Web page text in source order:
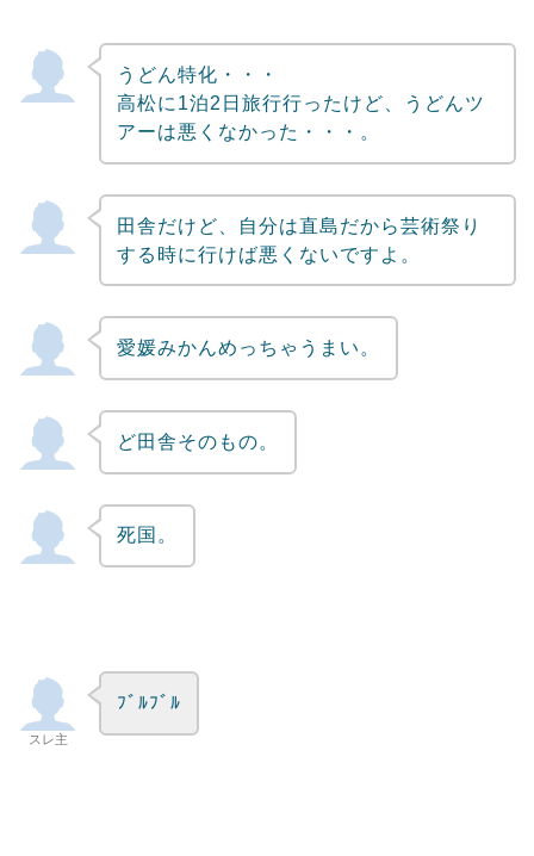
うどん特化・・・
高松に1泊2日旅行行ったけど、うどんツ
アーは悪くなかった・・・。
田舎だけど、自分は直島だから芸術祭り
する時に行けば悪くないですよ。
愛媛みかんめっちゃうまい。
ど田舎そのもの。
死国。
スレ主
ﾌﾞﾙﾌﾞﾙ